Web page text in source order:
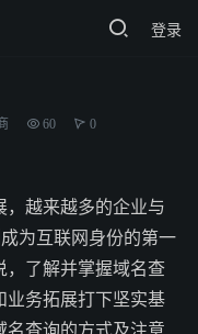
登录
60 0
越来越多的企业与
为互联网身份的第一
，了解并掌握域名查
务拓展打下坚实基